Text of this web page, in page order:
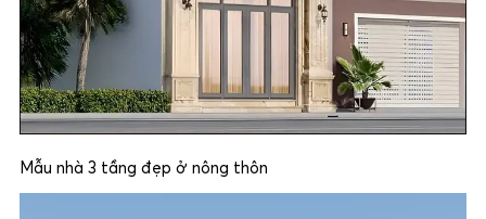
Mẫu nhà 3 tầng đẹp ở nông thôn